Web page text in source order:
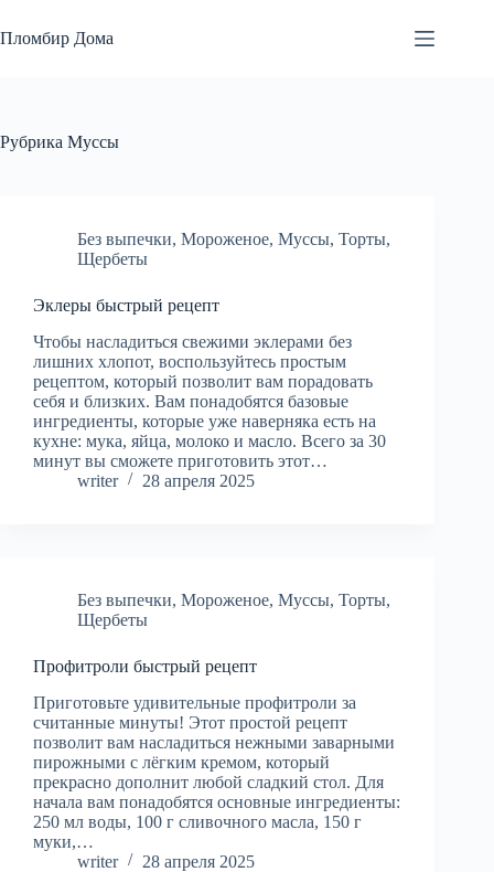
к
сути
Пломбир Дома
Рубрика Муссы
Без выпечки, Мороженое, Муссы, Торты,
Щербеты
Эклеры быстрый рецепт
Чтобы насладиться свежими эклерами без
лишних хлопот, воспользуйтесь простым
рецептом, который позволит вам порадовать
себя и близких. Вам понадобятся базовые
ингредиенты, которые уже наверняка есть на
кухне: мука, яйца, молоко и масло. Всего за 30
минут вы сможете приготовить этот…
writer
28 апреля 2025
Без выпечки, Мороженое, Муссы, Торты,
Щербеты
Профитроли быстрый рецепт
Приготовьте удивительные профитроли за
считанные минуты! Этот простой рецепт
позволит вам насладиться нежными заварными
пирожными с лёгким кремом, который
прекрасно дополнит любой сладкий стол. Для
начала вам понадобятся основные ингредиенты:
250 мл воды, 100 г сливочного масла, 150 г
муки,…
writer
28 апреля 2025